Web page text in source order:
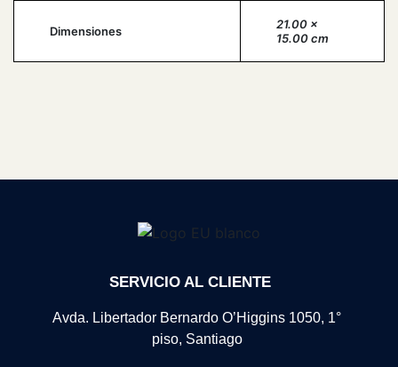
Dimensiones
21.00 ×
15.00 cm
SERVICIO AL CLIENTE
Avda. Libertador Bernardo O’Higgins 1050, 1°
piso, Santiago